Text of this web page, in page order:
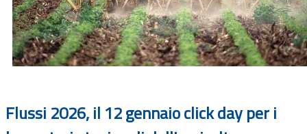
Flussi 2026, il 12 gennaio click day per i